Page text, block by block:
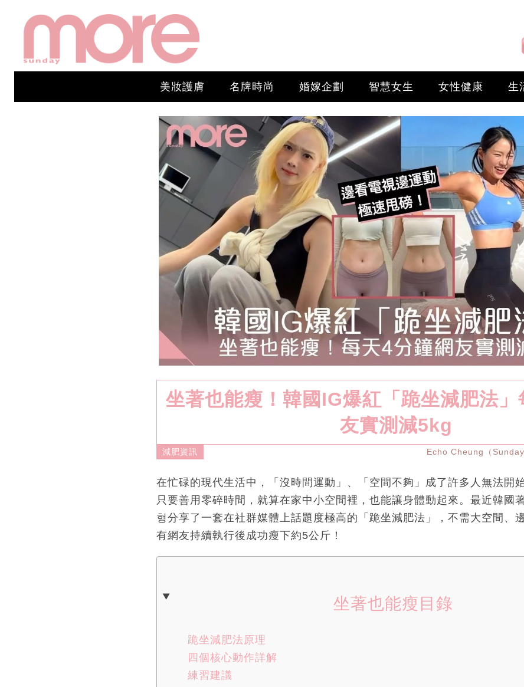
美妝護膚 名牌時尚 婚嫁企劃 智慧女生 女性健康 生
坐著也能瘦！韓國IG爆紅「跪坐減肥法」
友實測減5kg
減肥資訊 Echo Cheung（
在忙碌的現代生活中，「沒時間運動」、「空間不夠」成了許多人無法開
只要善用零碎時間，就算在家中小空間裡，也能讓身體動起來。最近韓國
형分享了一套在社群媒體上話題度極高的「跪坐減肥法」，不需大空間、
有網友持續執行後成功瘦下約5公斤！
坐著也能瘦目錄
跪坐減肥法原理
四個核心動作詳解
練習建議